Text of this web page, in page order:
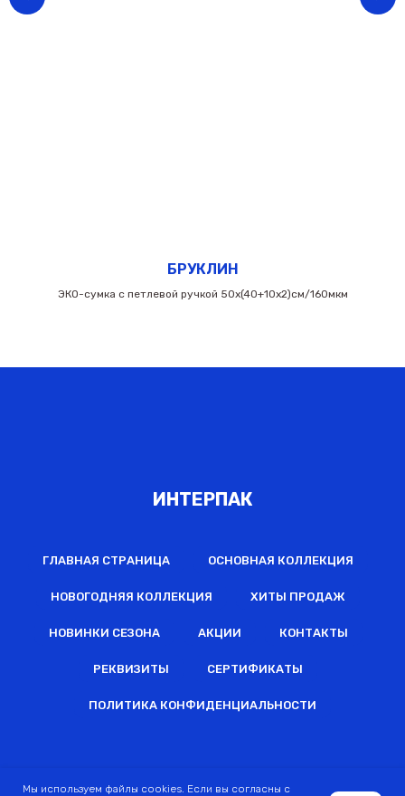
БРУКЛИН
ЭКО-сумка с петлевой ручкой 50х(40+10х2)см/160мкм
ИНТЕРПАК
ГЛАВНАЯ СТРАНИЦА ОСНОВНАЯ КОЛЛЕКЦИЯ
НОВОГОДНЯЯ КОЛЛЕКЦИЯ ХИТЫ ПРОДАЖ
НОВИНКИ СЕЗОНА АКЦИИ КОНТАКТЫ
РЕКВИЗИТЫ СЕРТИФИКАТЫ
ПОЛИТИКА КОНФИДЕНЦИАЛЬНОСТИ
Мы используем файлы cookies. Если вы согласны с